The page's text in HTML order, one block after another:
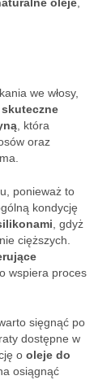
we włosy,
, która
oraz
ponieważ to
kondycję
, gdyż
cięższych.
wspiera proces
sięgnąć po
dostępne w
o oleje do
osiągnąć